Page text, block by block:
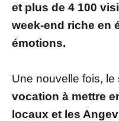
et plus de 4 100
week-end riche en
émotions.
Une nouvelle fois,
vocation à mettre
locaux et les